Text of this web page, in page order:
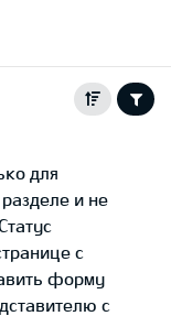
для
и не
с
форму
с